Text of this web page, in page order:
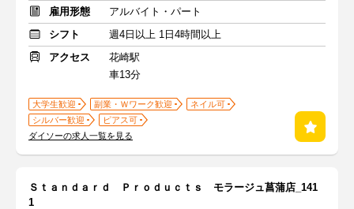
雇用形態
アルバイト・パート
シフト
週4日以上 1日4時間以上
アクセス
花崎駅
車13分
大学生歓迎 副業・Ｗワーク歓迎
ネイル可
シルバー歓迎
ピアス可
ダイソーの求人一覧を見る
Ｓｔａｎｄａｒｄ Ｐｒｏｄｕｃｔｓ モラージュ菖蒲店_141
1